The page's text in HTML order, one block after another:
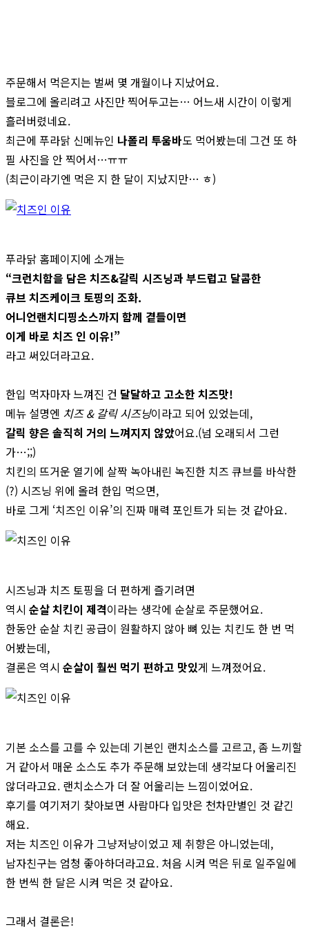
주문해서 먹은지는 벌써 몇 개월이나 지났어요.
블로그에 올리려고 사진만 찍어두고는… 어느새 시간이 이렇게
흘러버렸네요.
최근에 푸라닭 신메뉴인 나폴리 투움바도 먹어봤는데 그건 또 하
필 사진을 안 찍어서…ㅠㅠ
(최근이라기엔 먹은 지 한 달이 지났지만… ㅎ)
푸라닭 홈페이지에 소개는
“크런치함을 담은 치즈&갈릭 시즈닝과 부드럽고 달콤한
큐브 치즈케이크 토핑의 조화.
어니언랜치디핑소스까지 함께 곁들이면
이게 바로 치즈 인 이유!”
라고 써있더라고요.
한입 먹자마자 느껴진 건 달달하고 고소한 치즈맛!
메뉴 설명엔 치즈 & 갈릭 시즈닝이라고 되어 있었는데,
갈릭 향은 솔직히 거의 느껴지지 않았어요.(넘 오래되서 그런
가…;;)
치킨의 뜨거운 열기에 살짝 녹아내린 녹진한 치즈 큐브를 바삭한
(?) 시즈닝 위에 올려 한입 먹으면,
바로 그게 ‘치즈인 이유’의 진짜 매력 포인트가 되는 것 같아요.
시즈닝과 치즈 토핑을 더 편하게 즐기려면
역시 순살 치킨이 제격이라는 생각에 순살로 주문했어요.
한동안 순살 치킨 공급이 원활하지 않아 뼈 있는 치킨도 한 번 먹
어봤는데,
결론은 역시 순살이 훨씬 먹기 편하고 맛있게 느껴졌어요.
기본 소스를 고를 수 있는데 기본인 랜치소스를 고르고, 좀 느끼할
거 같아서 매운 소스도 추가 주문해 보았는데 생각보다 어울리진
않더라고요. 랜치소스가 더 잘 어울리는 느낌이었어요.
후기를 여기저기 찾아보면 사람마다 입맛은 천차만별인 것 같긴
해요.
저는 치즈인 이유가 그냥저냥이었고 제 취향은 아니었는데,
남자친구는 엄청 좋아하더라고요. 처음 시켜 먹은 뒤로 일주일에
한 번씩 한 달은 시켜 먹은 것 같아요.
그래서 결론은!